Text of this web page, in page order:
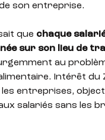
de son entreprise.
que chaque
sur son lieu de
au
Intérêt du
les entreprises,
salariés sans les